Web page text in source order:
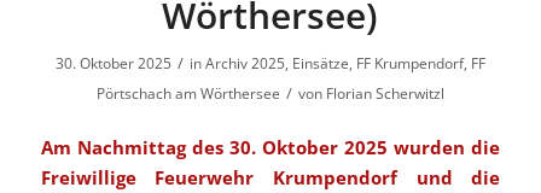
Wörthersee)
30. Oktober 2025 / inArchiv 2025, Einsätze, FF Krumpendorf, FF
Pörtschach am Wörthersee / von Florian Scherwitzl
Am Nachmittag des 30. Oktober 2025 wurden die
Freiwillige Feuerwehr Krumpendorf und die